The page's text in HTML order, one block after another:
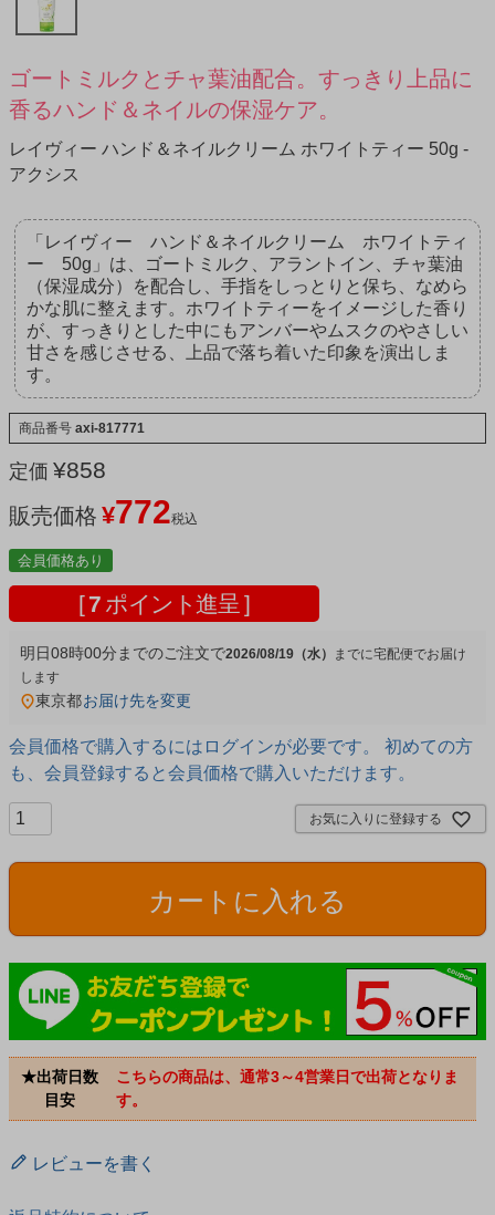
ゴートミルクとチャ葉油配合。すっきり上品に
香るハンド＆ネイルの保湿ケア。
レイヴィー ハンド＆ネイルクリーム ホワイトティー 50g -
アクシス
「レイヴィー ハンド＆ネイルクリーム ホワイトティ
ー 50g」は、ゴートミルク、アラントイン、チャ葉油
（保湿成分）を配合し、手指をしっとりと保ち、なめら
かな肌に整えます。ホワイトティーをイメージした香り
が、すっきりとした中にもアンバーやムスクのやさしい
甘さを感じさせる、上品で落ち着いた印象を演出しま
す。
商品番号 axi-817771
定価 ¥858
販売価格 ¥772税込
会員価格あり
[ 7 ポイント進呈 ]
明日08時00分 までのご注文で2026/08/19（水） 宅配便
東京都お届け先を変更
会員価格で購入するにはログインが必要です。 初めての方
も、会員登録すると会員価格で購入いただけます。
お気に入りに登録する
カートに入れる
★出荷日数
目安
こちらの商品は、通常3～4営業日で出荷となりま
す。
レビューを書く